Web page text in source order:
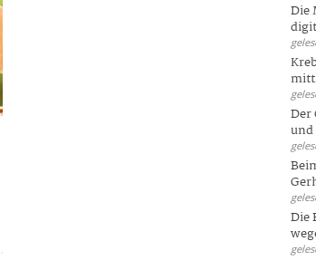
Die
Der
und
Die